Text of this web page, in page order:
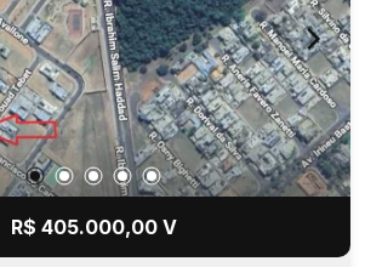
R$ 405.000,00 V